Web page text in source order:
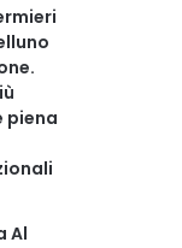
piena
Al